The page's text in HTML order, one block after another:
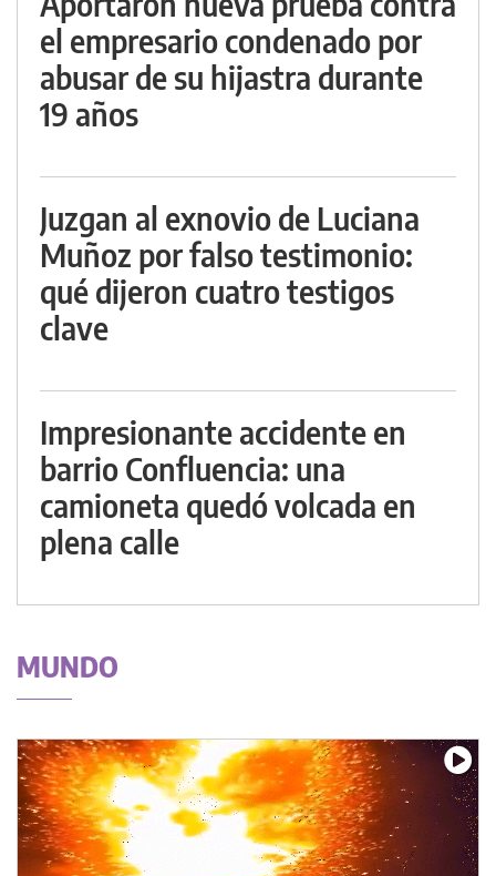
el empresario condenado por
abusar de su hijastra durante
19 años
Juzgan al exnovio de Luciana
Muñoz por falso testimonio:
qué dijeron cuatro testigos
clave
Impresionante accidente en
barrio Confluencia: una
camioneta quedó volcada en
plena calle
MUNDO